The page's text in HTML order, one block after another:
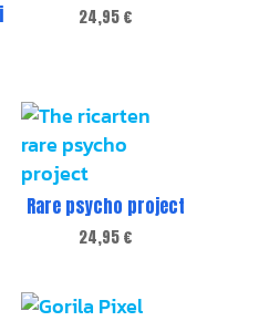
24,95€
Rare psycho project
24,95€